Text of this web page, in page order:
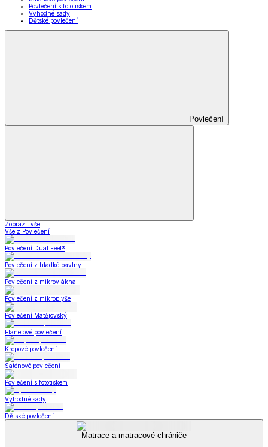
Povlečení s fototiskem
Výhodné sady
Dětské povlečení
Povlečení
Zobrazit vše
Vše z Povlečení
Povlečení Dual Feel®
Povlečení z hladké bavlny
Povlečení z mikrovlákna
Povlečení z mikroplyše
Povlečení Matějovský
Flanelové povlečení
Krepové povlečení
Saténové povlečení
Povlečení s fototiskem
Výhodné sady
Dětské povlečení
Matrace a matracové chrániče